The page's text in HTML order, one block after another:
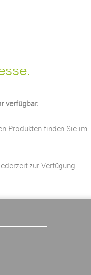
verfügbar.
Produkten finden Sie im
zur Verfügung.